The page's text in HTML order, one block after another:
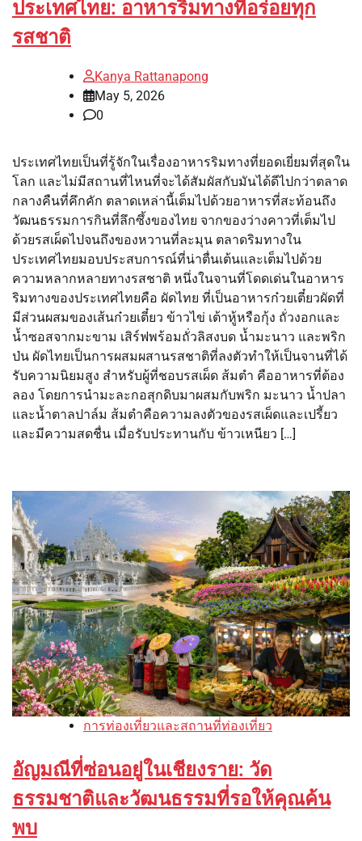
ประเทศไทย: อาหารริมทางที่อร่อยทุก
รสชาติ
Kanya Rattanapong
May 5, 2026
0
ประเทศไทยเป็นที่รู้จักในเรื่องอาหารริมทางที่ยอดเยี่ยมที่สุดใน
โลก และไม่มีสถานที่ไหนที่จะได้สัมผัสกับมันได้ดีไปกว่าตลาด
กลางคืนที่คึกคัก ตลาดเหล่านี้เต็มไปด้วยอาหารที่สะท้อนถึง
วัฒนธรรมการกินที่ลึกซึ้งของไทย จากของว่างคาวที่เต็มไป
ด้วยรสเผ็ดไปจนถึงของหวานที่ละมุน ตลาดริมทางใน
ประเทศไทยมอบประสบการณ์ที่น่าตื่นเต้นและเต็มไปด้วย
ความหลากหลายทางรสชาติ หนึ่งในจานที่โดดเด่นในอาหาร
ริมทางของประเทศไทยคือ ผัดไทย ที่เป็นอาหารก๋วยเตี๋ยวผัดที่
มีส่วนผสมของเส้นก๋วยเตี๋ยว ข้าวไข่ เต้าหู้หรือกุ้ง ถั่วงอกและ
น้ำซอสจากมะขาม เสิร์ฟพร้อมถั่วลิสงบด น้ำมะนาว และพริก
ป่น ผัดไทยเป็นการผสมผสานรสชาติที่ลงตัวทำให้เป็นจานที่ได้
รับความนิยมสูง สำหรับผู้ที่ชอบรสเผ็ด ส้มตำ คืออาหารที่ต้อง
ลอง โดยการนำมะละกอสุกดิบมาผสมกับพริก มะนาว น้ำปลา
และน้ำตาลปาล์ม ส้มตำคือความลงตัวของรสเผ็ดและเปรี้ยว
และมีความสดชื่น เมื่อรับประทานกับ ข้าวเหนียว […]
การท่องเที่ยวและสถานที่ท่องเที่ยว
อัญมณีที่ซ่อนอยู่ในเชียงราย: วัด
ธรรมชาติและวัฒนธรรมที่รอให้คุณค้น
พบ